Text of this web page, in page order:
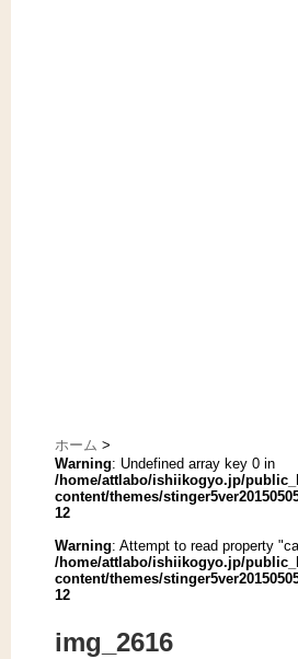
ホーム >
Warning: Undefined array key 0 in
/home/attlabo/ishiikogyo.jp/
content/themes/
12
Warning: Attempt to read property
/home/attlabo/ishiikogyo.jp/
content/themes/
12
img_2616